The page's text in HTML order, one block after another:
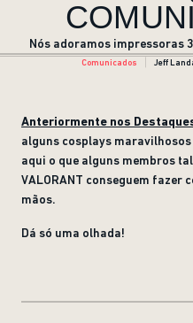
Nós adoramos impressoras
Comunicados Jeff
Anteriormente nos
alguns cosplays maravilhosos
aqui o que alguns membros
VALORANT conseguem fazer
mãos.
Dá só uma olhada!